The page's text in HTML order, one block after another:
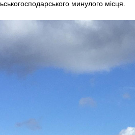
минулого місця.